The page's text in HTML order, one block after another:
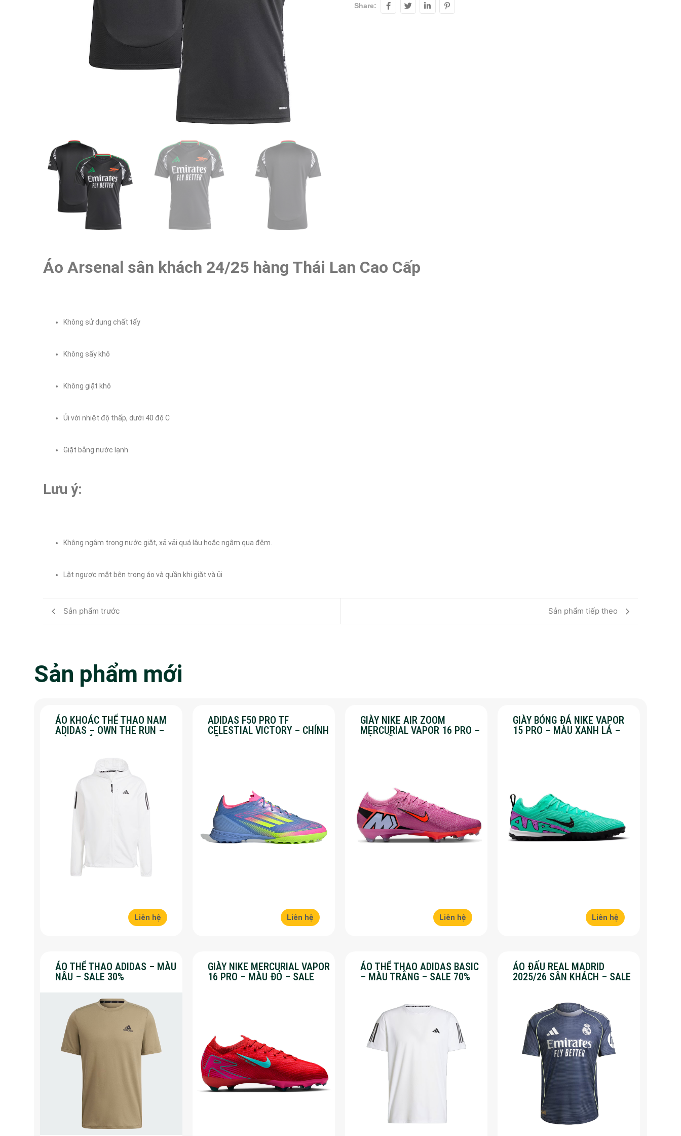
Share:
Áo Arsenal sân khách 24/25 hàng Thái Lan Cao Cấp
Không sử dụng chất tẩy
Không sấy khô
Không giặt khô
Ủi với nhiệt độ thấp, dưới 40 độ C
Giặt bằng nước lạnh
Lưu ý:
Không ngâm trong nước giặt, xả vải quá lâu hoặc ngâm qua đêm.
Lật ngược mặt bên trong áo và quần khi giặt và ủi
Sản phẩm trước Sản phẩm tiếp theo
Sản phẩm mới
ÁO KHOÁC THỂ THAO NAM
ADIDAS – OWN THE RUN –
MÀU TRẮNG
Liên hệ
ADIDAS F50 PRO TF
CELESTIAL VICTORY – CHÍNH
HÃNG – SALE 30%
Liên hệ
GIÀY NIKE AIR ZOOM
MERCURIAL VAPOR 16 PRO –
MÀU HỒNG – SALE 50%
Liên hệ
GIÀY BÓNG ĐÁ NIKE VAPOR
15 PRO – MÀU XANH LÁ –
Liên hệ
ÁO THỂ THAO ADIDAS – MÀU
NÂU – SALE 30%
GIÀY NIKE MERCURIAL VAPOR
16 PRO – MÀU ĐỎ – SALE
ÁO THỂ THAO ADIDAS BASIC
– MÀU TRẮNG – SALE 70%
ÁO ĐẤU REAL MADRID
2025/26 SÂN KHÁCH – SALE